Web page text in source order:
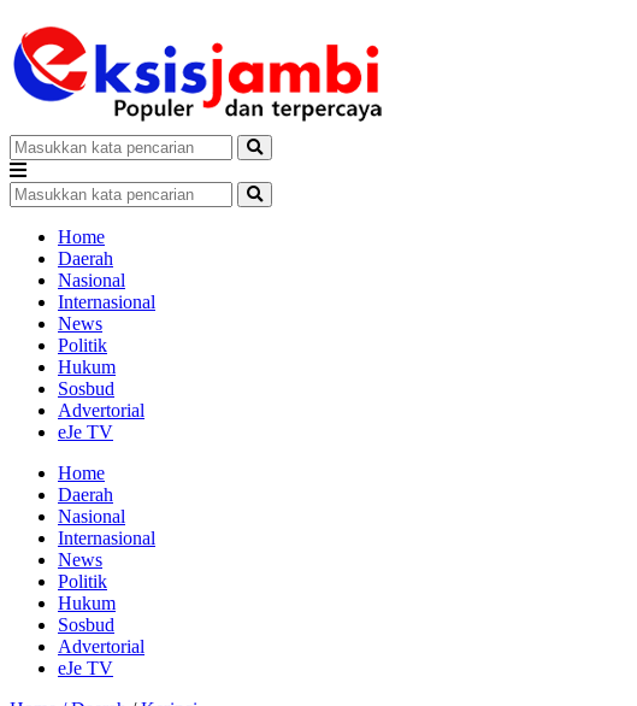
Home
Daerah
Nasional
Internasional
News
Politik
Hukum
Sosbud
Advertorial
eJe TV
Home
Daerah
Nasional
Internasional
News
Politik
Hukum
Sosbud
Advertorial
eJe TV